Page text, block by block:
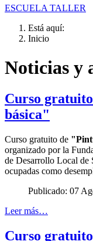
ESCUELA TALLER
Está aquí:
Inicio
Noticias y
Curso
básica"
Curso gratuito de
organizado por la
de Desarrollo Local de
ocupadas como
Publicado: 07
Leer más…
Curso